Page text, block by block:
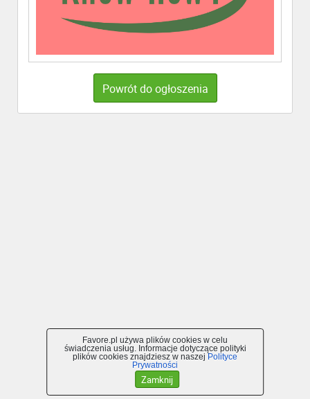
Favore.pl używa plików cookies w celu
świadczenia usług. Informacje dotyczące polityki
plików cookies znajdziesz w naszej Polityce
Prywatności
Zamknij
Powrót do ogłoszenia